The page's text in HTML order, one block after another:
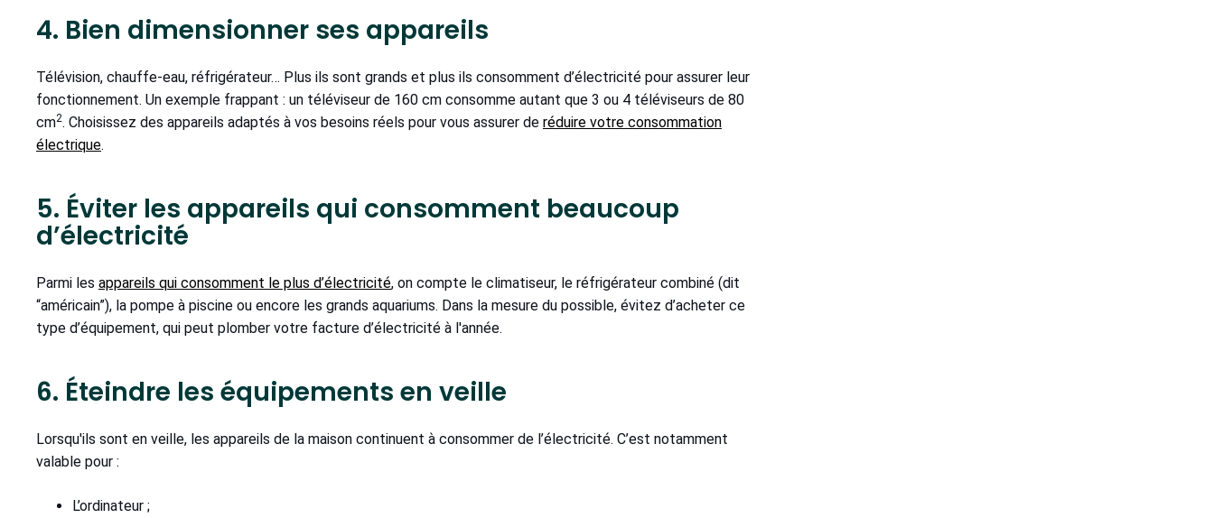
4. Bien dimensionner ses appareils
Télévision, chauffe-eau, réfrigérateur… Plus ils sont grands et plus ils consomment d’électricité pour assurer leur
fonctionnement. Un exemple frappant : un téléviseur de 160 cm consomme autant que 3 ou 4 téléviseurs de 80
cm2. Choisissez des appareils adaptés à vos besoins réels pour vous assurer de réduire votre consommation
électrique.
5. Éviter les appareils qui consomment beaucoup
d’électricité
Parmi les appareils qui consomment le plus d’électricité, on compte le climatiseur, le réfrigérateur combiné (dit
“américain”), la pompe à piscine ou encore les grands aquariums. Dans la mesure du possible, évitez d’acheter ce
type d’équipement, qui peut plomber votre facture d’électricité à l'année.
6. Éteindre les équipements en veille
Lorsqu'ils sont en veille, les appareils de la maison continuent à consommer de l’électricité. C’est notamment
valable pour :
L’ordinateur ;